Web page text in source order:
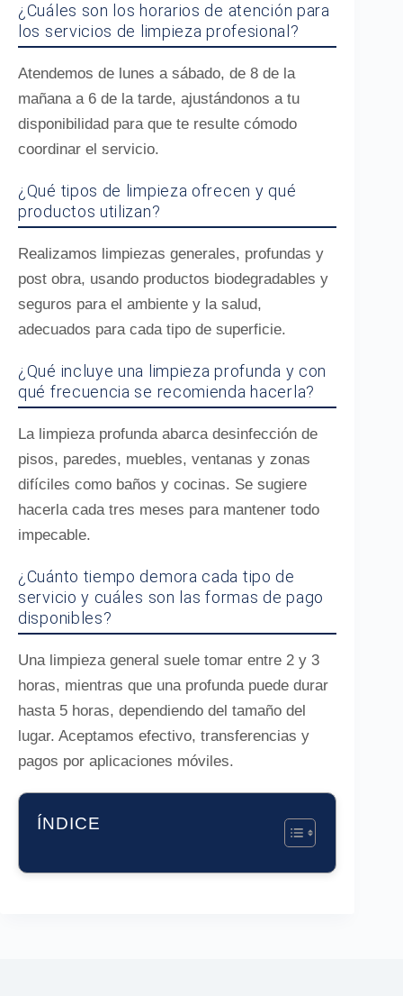
¿Cuáles son los horarios de atención para
los servicios de limpieza profesional?
Atendemos de lunes a sábado, de 8 de la
mañana a 6 de la tarde, ajustándonos a tu
disponibilidad para que te resulte cómodo
coordinar el servicio.
¿Qué tipos de limpieza ofrecen y qué
productos utilizan?
Realizamos limpiezas generales, profundas y
post obra, usando productos biodegradables y
seguros para el ambiente y la salud,
adecuados para cada tipo de superficie.
¿Qué incluye una limpieza profunda y con
qué frecuencia se recomienda hacerla?
La limpieza profunda abarca desinfección de
pisos, paredes, muebles, ventanas y zonas
difíciles como baños y cocinas. Se sugiere
hacerla cada tres meses para mantener todo
impecable.
¿Cuánto tiempo demora cada tipo de
servicio y cuáles son las formas de pago
disponibles?
Una limpieza general suele tomar entre 2 y 3
horas, mientras que una profunda puede durar
hasta 5 horas, dependiendo del tamaño del
lugar. Aceptamos efectivo, transferencias y
pagos por aplicaciones móviles.
ÍNDICE